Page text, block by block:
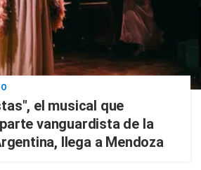
el musical que
vanguardista de la
llega a Mendoza